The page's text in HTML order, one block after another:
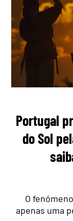
Portugal
do Sol
O
apenas uma